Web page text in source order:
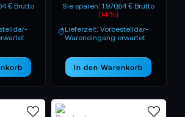
€ Brutto
Sie sparen: 1.970,64 € Brutto
(14 %)
Lieferzeit: Vorbestelldar-
Wareneingang erwartet
In den Warenkorb